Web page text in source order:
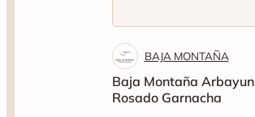
BAJA MONTAÑA
Baja Montaña Arbayun
Rosado Garnacha